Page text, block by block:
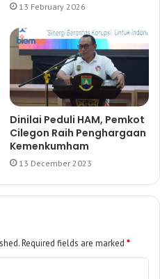
13 February 2026
Dinilai Peduli HAM, Pemkot
Cilegon Raih Penghargaan
Kemenkumham
13 December 2023
Required fields are marked *